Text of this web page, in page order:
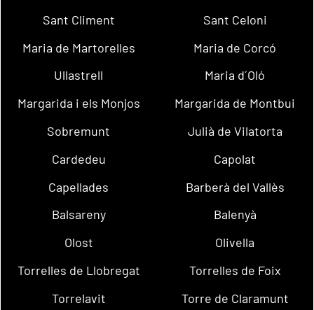
Sant Climent
Sant Celoni
Maria de Martorelles
Maria de Corcó
Ullastrell
Maria d´Oló
Margarida i els Monjos
Margarida de Montbui
Sobremunt
Julià de Vilatorta
Cardedeu
Capolat
Capellades
Barberà del Vallès
Balsareny
Balenyà
Olost
Olivella
Torrelles de Llobregat
Torrelles de Foix
Torrelavit
Torre de Claramunt